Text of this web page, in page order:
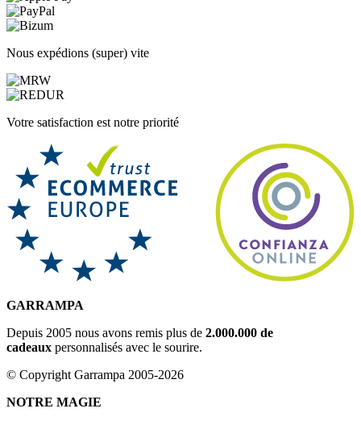
Nous expédions (super) vite
Votre satisfaction est notre priorité
GARRAMPA
Depuis 2005 nous avons remis plus de 2.000.000 de
cadeaux personnalisés avec le sourire.
© Copyright Garrampa 2005-2026
NOTRE MAGIE